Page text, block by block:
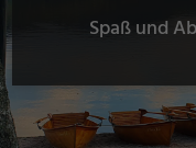
Spaß und